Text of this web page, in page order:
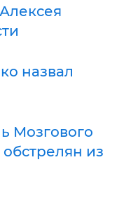
назвал
Мозгового
из